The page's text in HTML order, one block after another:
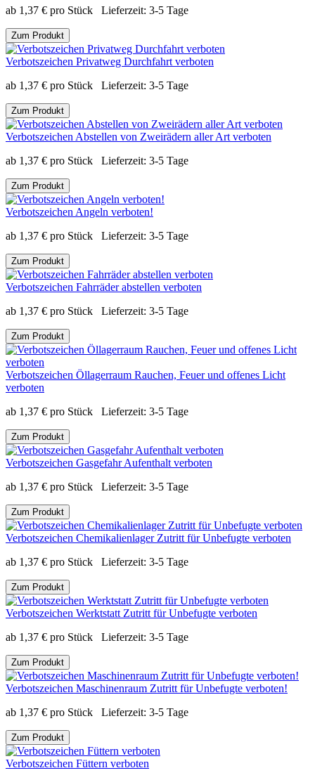
ab 1,37 € pro Stück Lieferzeit: 3-5 Tage
Zum Produkt
Verbotszeichen Privatweg Durchfahrt verboten
ab 1,37 € pro Stück Lieferzeit: 3-5 Tage
Zum Produkt
Verbotszeichen Abstellen von Zweirädern aller Art verboten
ab 1,37 € pro Stück Lieferzeit: 3-5 Tage
Zum Produkt
Verbotszeichen Angeln verboten!
ab 1,37 € pro Stück Lieferzeit: 3-5 Tage
Zum Produkt
Verbotszeichen Fahrräder abstellen verboten
ab 1,37 € pro Stück Lieferzeit: 3-5 Tage
Zum Produkt
Verbotszeichen Öllagerraum Rauchen, Feuer und offenes Licht
verboten
ab 1,37 € pro Stück Lieferzeit: 3-5 Tage
Zum Produkt
Verbotszeichen Gasgefahr Aufenthalt verboten
ab 1,37 € pro Stück Lieferzeit: 3-5 Tage
Zum Produkt
Verbotszeichen Chemikalienlager Zutritt für Unbefugte verboten
ab 1,37 € pro Stück Lieferzeit: 3-5 Tage
Zum Produkt
Verbotszeichen Werktstatt Zutritt für Unbefugte verboten
ab 1,37 € pro Stück Lieferzeit: 3-5 Tage
Zum Produkt
Verbotszeichen Maschinenraum Zutritt für Unbefugte verboten!
ab 1,37 € pro Stück Lieferzeit: 3-5 Tage
Zum Produkt
Verbotszeichen Füttern verboten